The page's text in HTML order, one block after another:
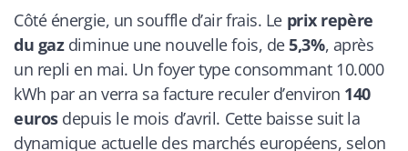
Côté énergie, un souffle d’air frais. Le prix repère
du gazdiminue une nouvelle fois, de5,3%, après
un repli en mai. Un foyer type consommant 10.000
kWh par an verra sa facture reculer d’environ 140
eurosdepuis le mois d’avril. Cette baisse suit la
dynamique actuelle des marchés européens, selon